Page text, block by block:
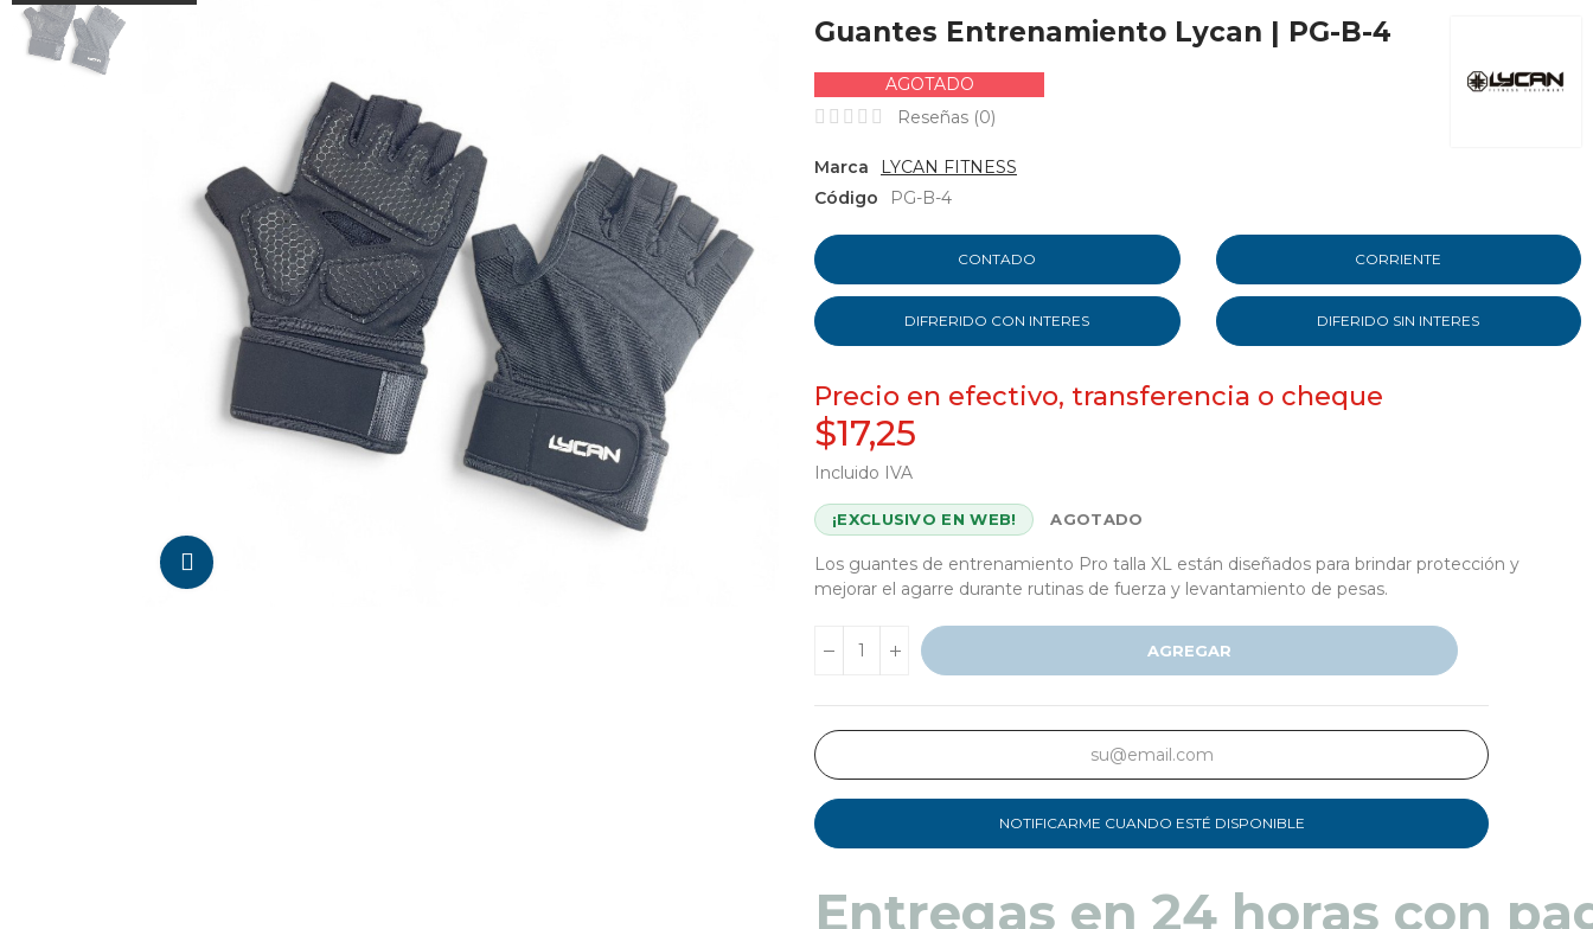
Guantes Entrenamiento Lycan | PG-B-4
AGOTADO
Reseñas (0)
Marca
LYCAN FITNESS
Código
PG-B-4
CONTADO CORRIENTE
DIFRERIDO CON INTERES DIFERIDO SIN INTERES
Precio en efectivo, transferencia o cheque
$17,25
Incluido IVA
¡EXCLUSIVO EN WEB! AGOTADO
Los guantes de entrenamiento Pro talla XL están diseñados para brindar protección y
mejorar el agarre durante rutinas de fuerza y ​​levantamiento de pesas.
AGREGAR
NOTIFICARME CUANDO ESTÉ DISPONIBLE
Entregas en 48 a 72 horas